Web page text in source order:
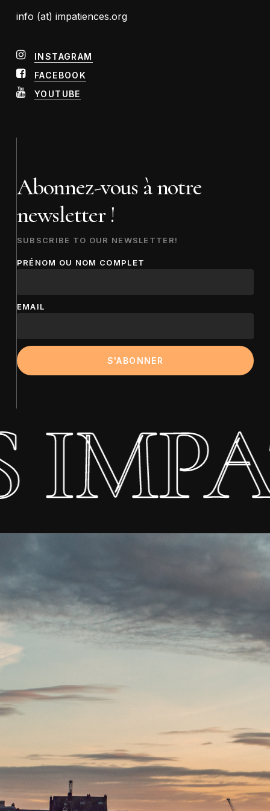
info (at) impatiences.org
INSTAGRAM
FACEBOOK
YOUTUBE
Abonnez-vous à notre
newsletter !
SUBSCRIBE TO OUR NEWSLETTER!
PRÉNOM OU NOM COMPLET
EMAIL